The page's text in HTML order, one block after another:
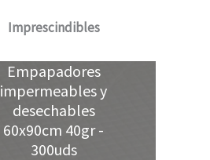
Imprescindibles
Empapadores
impermeables y
desechables
60x90cm 40gr -
300uds